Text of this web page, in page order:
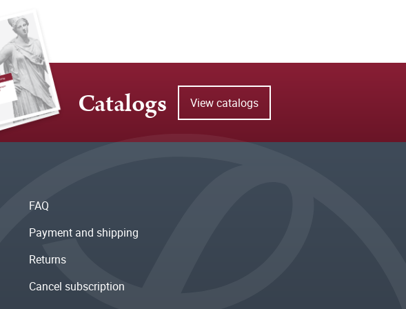
Catalogs View catalogs
FAQ
Payment and shipping
Returns
Cancel subscription